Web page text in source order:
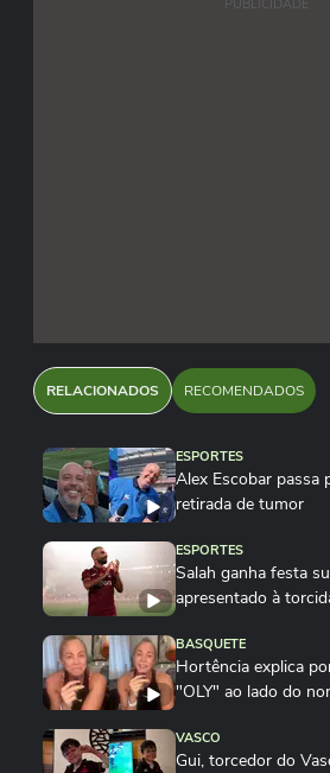
PUBLICIDADE
RELACIONADOS RECOMENDADOS
ESPORTES
Alex Escobar passa
retirada de tumor
ESPORTES
Salah ganha festa
apresentado à
BASQUETE
Hortência explica
"OLY" ao lado do
VASCO
Gui, torcedor do